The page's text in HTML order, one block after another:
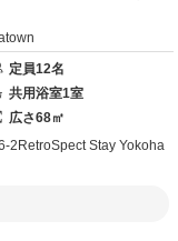
定員12名
共用浴室1室
広さ68㎡
2 RetroSpect Stay Yokoha